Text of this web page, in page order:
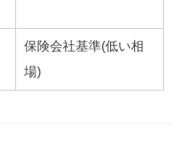
保険会社基準(低い相
場)